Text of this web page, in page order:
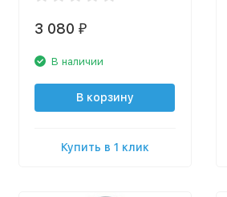
3 080 ₽
В наличии
В корзину
Купить в 1 клик